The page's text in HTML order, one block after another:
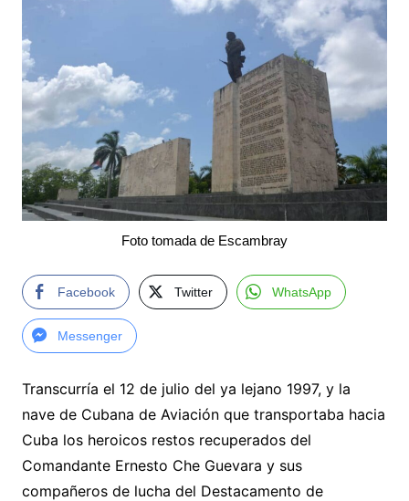
Foto tomada de Escambray
Facebook Twitter WhatsApp
Messenger
Transcurría el 12 de julio del ya lejano 1997, y la
nave de Cubana de Aviación que transportaba hacia
Cuba los heroicos restos recuperados del
Comandante Ernesto Che Guevara y sus
compañeros de lucha del Destacamento de